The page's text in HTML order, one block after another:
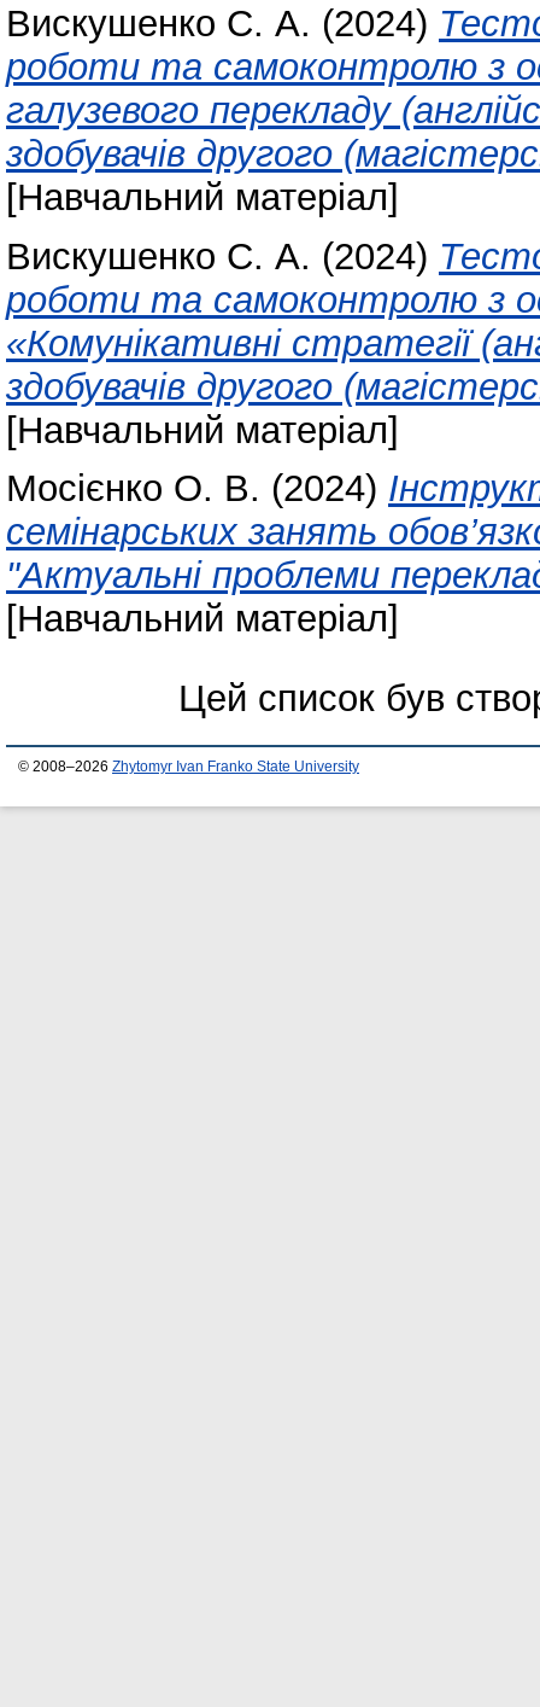
Вискушенко С. А. (2024)
роботи та самоконтролю з
галузевого перекладу
здобувачів другого
[Навчальний матеріал]
Вискушенко С. А. (2024)
роботи та самоконтролю з
«Комунікативні стратегії
здобувачів другого
[Навчальний матеріал]
Мосієнко О. В. (2024)
семінарських занять
"Актуальні проблеми
[Навчальний матеріал]
Цей список був
© 2008–2026 Zhytomyr Ivan Franko State University